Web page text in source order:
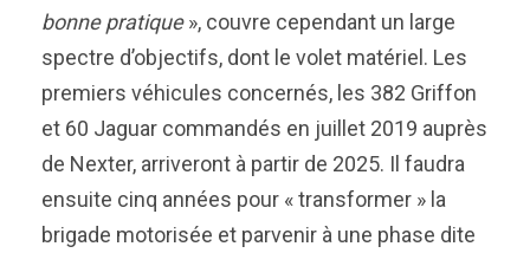
bonne pratique», couvre cependant un large
spectre d’objectifs, dont le volet matériel. Les
premiers véhicules concernés, les 382 Griffon
et 60 Jaguar commandés en juillet 2019 auprès
de Nexter, arriveront à partir de 2025. Il faudra
ensuite cinq années pour « transformer » la
brigade motorisée et parvenir à une phase dite